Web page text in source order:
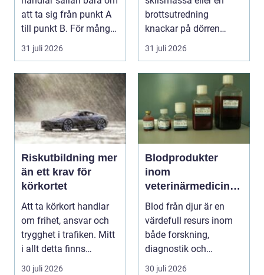
att ta sig från punkt A
till punkt B. För många
är res...
31 juli 2026
brottsutredning
knackar på dörren
förändras vardagen
snabbt....
31 juli 2026
Riskutbildning mer
än ett krav för
körkortet
Att ta körkort handlar
om frihet, ansvar och
trygghet i trafiken. Mitt
i allt detta finns
riskutbild...
30 juli 2026
Blodprodukter
inom
veterinärmedicin
funktion, kvalitet
och användning
Blod från djur är en
värdefull resurs inom
både forskning,
diagnostik och
veterinärmedicin. När
30 juli 2026